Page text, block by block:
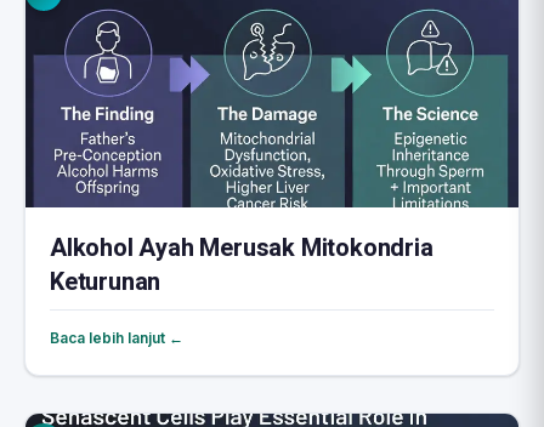
Alkohol Ayah Merusak Mitokondria
Keturunan
Baca lebih lanjut ←